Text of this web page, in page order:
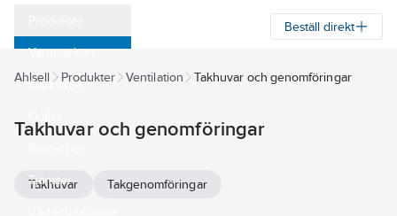
Varumärken
Kampanjer
Tjänster
Beställ direkt
Ahlsell Produkter Ventilation Takhuvar och genomföringar
Takhuvar och genomföringar
Takhuvar Takgenomföringar